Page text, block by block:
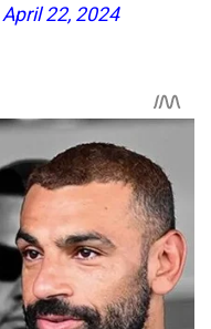
April 22, 2024